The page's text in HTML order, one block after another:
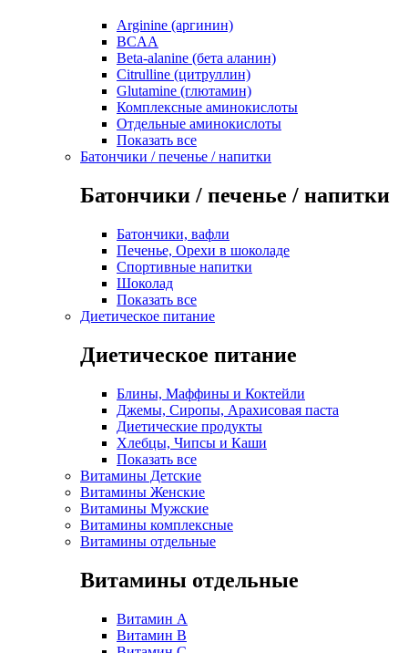
Arginine (аргинин)
BCAA
Beta-alanine (бета аланин)
Citrulline (цитруллин)
Glutamine (глютамин)
Комплексные аминокислоты
Отдельные аминокислоты
Показать все
Батончики / печенье / напитки
Батончики / печенье / напитки
Батончики, вафли
Печенье, Орехи в шоколаде
Спортивные напитки
Шоколад
Показать все
Диетическое питание
Диетическое питание
Блины, Маффины и Коктейли
Джемы, Сиропы, Арахисовая паста
Диетические продукты
Хлебцы, Чипсы и Каши
Показать все
Витамины Детские
Витамины Женские
Витамины Мужские
Витамины комплексные
Витамины отдельные
Витамины отдельные
Витамин A
Витамин B